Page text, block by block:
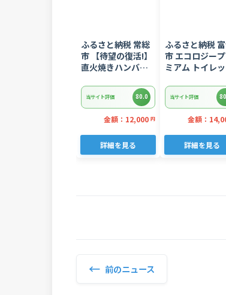
ふるさと納税 常総
市 【待望の復活!】
直火焼きハンバー
ス 3kg 22個入り
当サイト評価 80.0
金額：12,000 円
詳細を見る
ふるさと納税
市 エコロジー
ミアム トイレ
ロール 日用品
当サイト評価
金額：
詳細を見る
← 前のニュース